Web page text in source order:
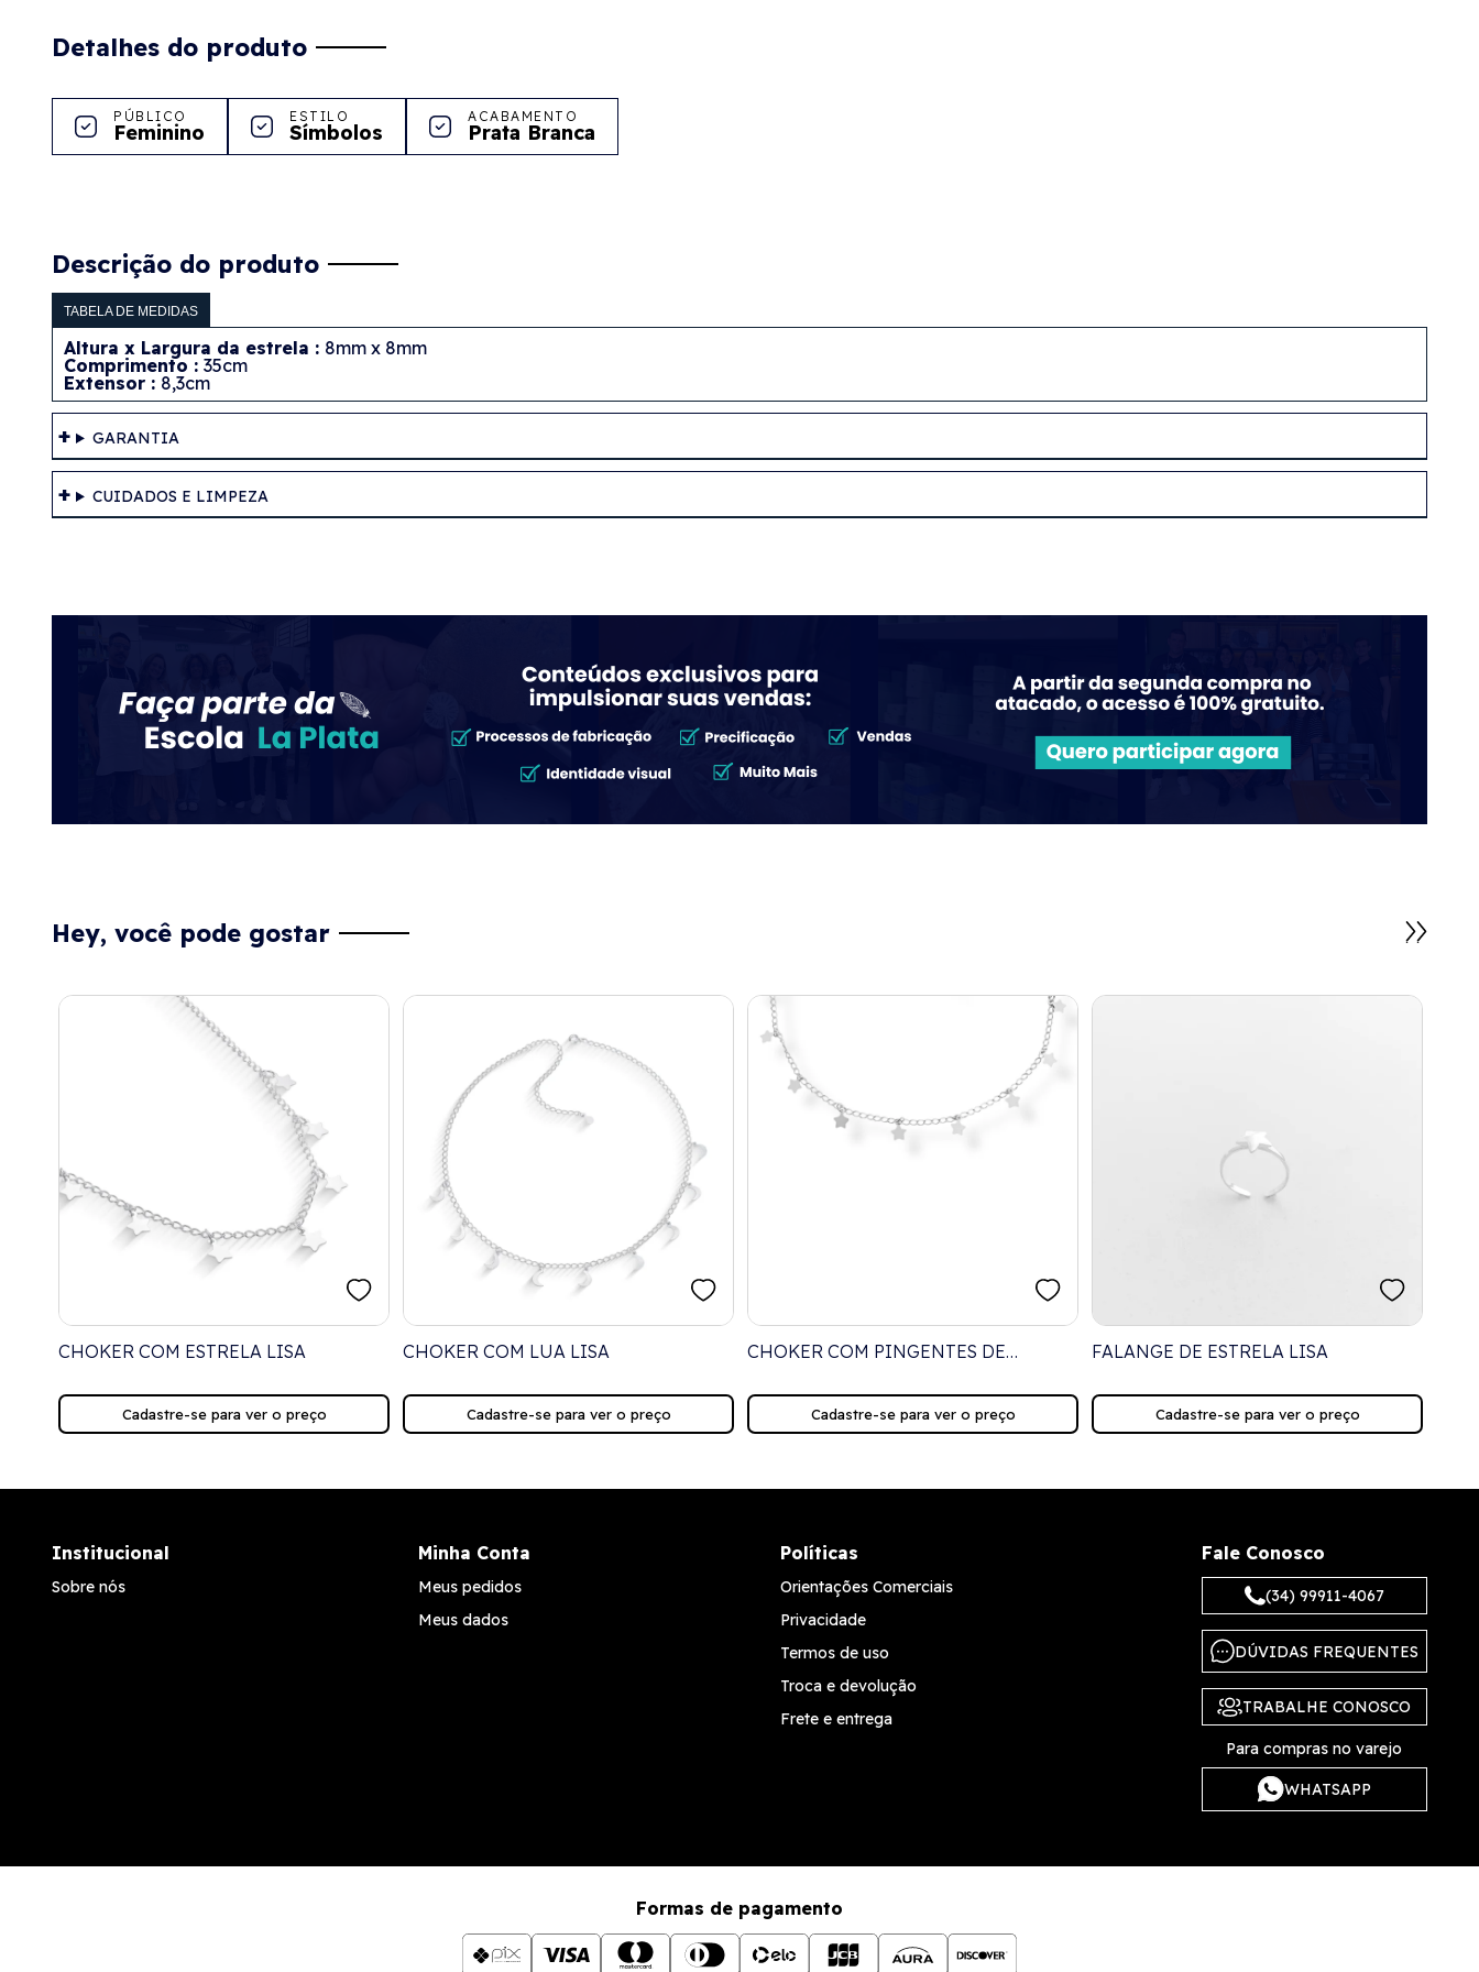
Detalhes do produto
PÚBLICO
Feminino
ESTILO
Símbolos
ACABAMENTO
Prata Branca
Descrição do produto
TABELA DE MEDIDAS
Altura x Largura da estrela : 8mm x 8mm
Comprimento : 35cm
Extensor : 8,3cm
GARANTIA
CUIDADOS E LIMPEZA
Hey, você pode gostar
CHOKER COM ESTRELA LISA
Cadastre-se para ver o preço
CHOKER COM LUA LISA
Cadastre-se para ver o preço
CHOKER COM PINGENTES DE
Cadastre-se para ver o preço
FALANGE DE ESTRELA LISA
Cadastre-se para ver o preço
Institucional
Sobre nós
Minha Conta
Meus pedidos
Meus dados
Políticas
Orientações Comerciais
Privacidade
Termos de uso
Troca e devolução
Frete e entrega
Fale Conosco
(34) 99911-4067
DÚVIDAS FREQUENTES
TRABALHE CONOSCO
Para compras no varejo
WHATSAPP
Formas de pagamento